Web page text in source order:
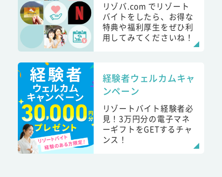
リゾバ.com でリゾート
バイトをしたら、お得な
特典や福利厚生をぜひ利
用してみてくださいね！
経験者ウェルカムキャ
ンペーン
リゾートバイト経験者必
見！3万円分の電子マネ
ーギフトをGETするチャ
ンス！